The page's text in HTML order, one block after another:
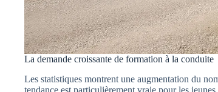
La demande croissante de formation à la conduite
Les statistiques montrent une augmentation du
tendance est particulièrement vraie pour les